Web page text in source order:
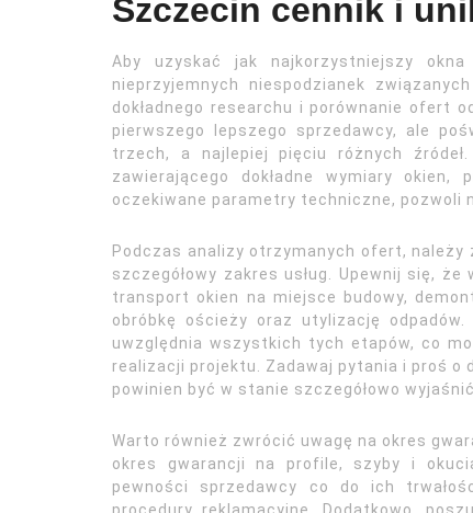
Szczecin cennik i
Aby uzyskać jak najkorzystniejszy
nieprzyjemnych niespodzianek
dokładnego researchu i porównanie ofert
pierwszego lepszego sprzedawcy, ale
trzech, a najlepiej pięciu różnych
zawierającego dokładne wymiary
oczekiwane parametry techniczne, pozwoli
Podczas analizy otrzymanych ofert, należy
szczegółowy zakres usług. Upewnij się,
transport okien na miejsce budowy,
obróbkę ościeży oraz utylizację
uwzględnia wszystkich tych etapów, co
realizacji projektu. Zadawaj pytania i proś o
powinien być w stanie szczegółowo
Warto również zwrócić uwagę na okres
okres gwarancji na profile, szyby i
pewności sprzedawcy co do ich